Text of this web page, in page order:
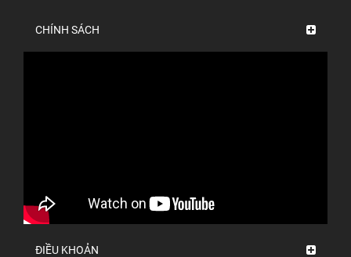
CHÍNH SÁCH
ĐIỀU KHOẢN